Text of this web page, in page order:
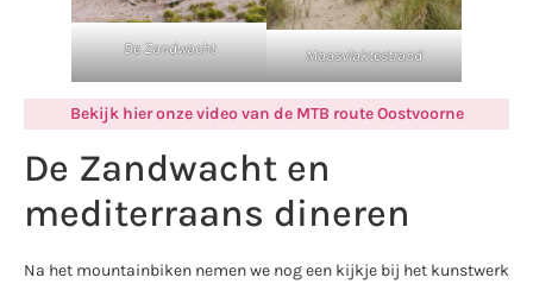
De Zandwacht Maasvlaktestrand
Bekijk hier onze video van de MTB route Oostvoorne
De Zandwacht en
mediterraans dineren
Na het mountainbiken nemen we nog een kijkje bij het kunstwerk